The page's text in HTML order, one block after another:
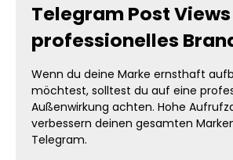
Telegram Post
professionelles
Wenn du deine Marke ernsthaft
möchtest, solltest du auf eine
Außenwirkung achten. Hohe
verbessern deinen gesamten
Telegram.